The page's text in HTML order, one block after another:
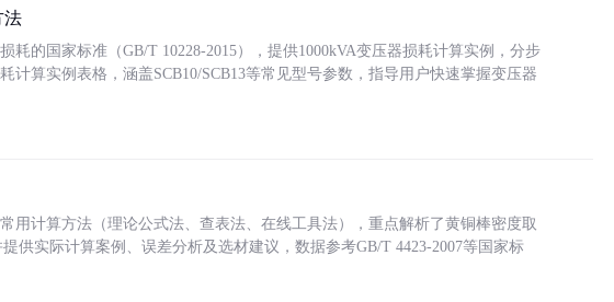
法
耗的国家标准（GB/T 10228-2015），提供1000kVA变压器损耗计算实例，分步
计算实例表格，涵盖SCB10/SCB13等常见型号参数，指导用户快速掌握变压器
用计算方法（理论公式法、查表法、在线工具法），重点解析了黄铜棒密度取
供实际计算案例、误差分析及选材建议，数据参考GB/T 4423-2007等国家标